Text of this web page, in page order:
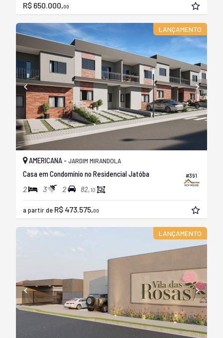
R$ 650.000,00
LANÇAMENTO
#391
AMERICANA - JARDIM MIRANDOLA
Casa em Condomínio no Residencial Jatóba
2 3 2 82,10
a partir de R$ 473.575,00
LANÇAMENTO